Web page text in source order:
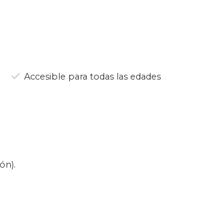
es una
de una
Accesible para todas las edades